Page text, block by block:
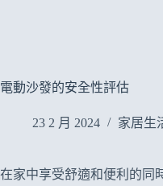
電動沙發的安全性評估
23 2 月 2024 家居生
在家中享受舒適和便利的同